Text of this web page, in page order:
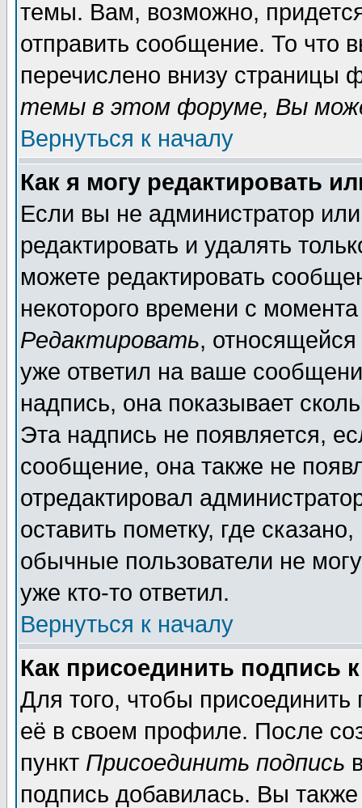
темы. Вам, возможно,
отправить сообщение. То что
перечислено внизу страницы
темы в этом форуме, Вы
Вернуться к началу
Как я могу редактировать
Если вы не администратор
редактировать и удалять
можете редактировать
некоторого времени с
Редактировать,
уже ответил на ваше
надпись, она показывает
Эта надпись не появляется,
сообщение, она также не
отредактировал
оставить пометку, где
обычные пользователи не
уже кто-то ответил.
Вернуться к началу
Как присоединить подпись
Для того, чтобы
её в своем профиле. После
пункт Присоединить подпись
подпись добавилась. Вы